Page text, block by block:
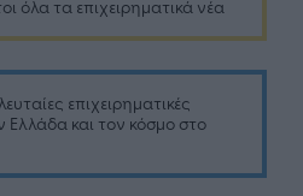
όλα τα επιχειρηματικά νέα
επιχειρηματικές
Ελλάδα και τον κόσμο στο